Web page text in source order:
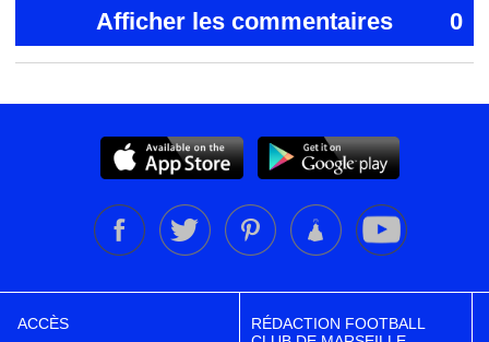
Afficher les commentaires 0
ACCÈS
RÉDACTION FOOTBALL